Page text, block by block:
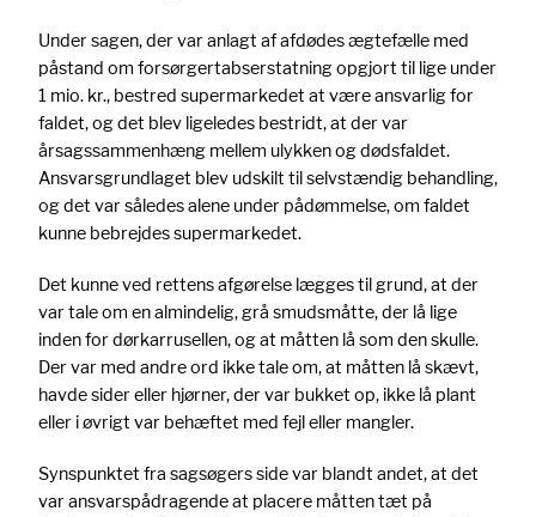
Under sagen, der var anlagt af afdødes ægtefælle med
påstand om forsørgertabserstatning opgjort til lige under
1 mio. kr., bestred supermarkedet at være ansvarlig for
faldet, og det blev ligeledes bestridt, at der var
årsagssammenhæng mellem ulykken og dødsfaldet.
Ansvarsgrundlaget blev udskilt til selvstændig behandling,
og det var således alene under pådømmelse, om faldet
kunne bebrejdes supermarkedet.
Det kunne ved rettens afgørelse lægges til grund, at der
var tale om en almindelig, grå smudsmåtte, der lå lige
inden for dørkarrusellen, og at måtten lå som den skulle.
Der var med andre ord ikke tale om, at måtten lå skævt,
havde sider eller hjørner, der var bukket op, ikke lå plant
eller i øvrigt var behæftet med fejl eller mangler.
Synspunktet fra sagsøgers side var blandt andet, at det
var ansvarspådragende at placere måtten tæt på